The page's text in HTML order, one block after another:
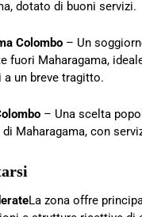
dotato di buoni servizi.
Colombo – Un
fuori Maharagama,
a un breve tragitto.
– Una scelta
Maharagama, con
La zona offre